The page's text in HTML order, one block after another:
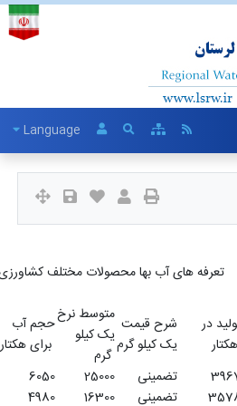
فرم شماره 2 تعرفه های آب بها محصولات مختلف کشاورزی در سال 1399 شبکه های نیمه
بهای یک
متر مکعب
آب
آب بهای یک
هکتار
شبکه
مدرن
(درصد)
حجم آب
برای هکتار
328 1983500 2 6050
234
1166428 2 4980